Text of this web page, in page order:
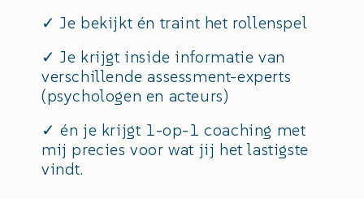
✓ Je bekijkt én traint het rollenspel
✓ Je krijgt inside informatie van
verschillende assessment-experts
(psychologen en acteurs)
✓ én je krijgt 1-op-1 coaching met
mij precies voor wat jij het lastigste
vindt.